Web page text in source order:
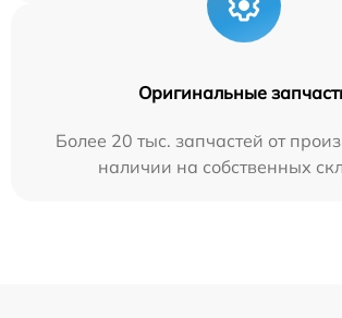
Оригинальные
Более 20 тыс. запчастей от
наличии на собственных